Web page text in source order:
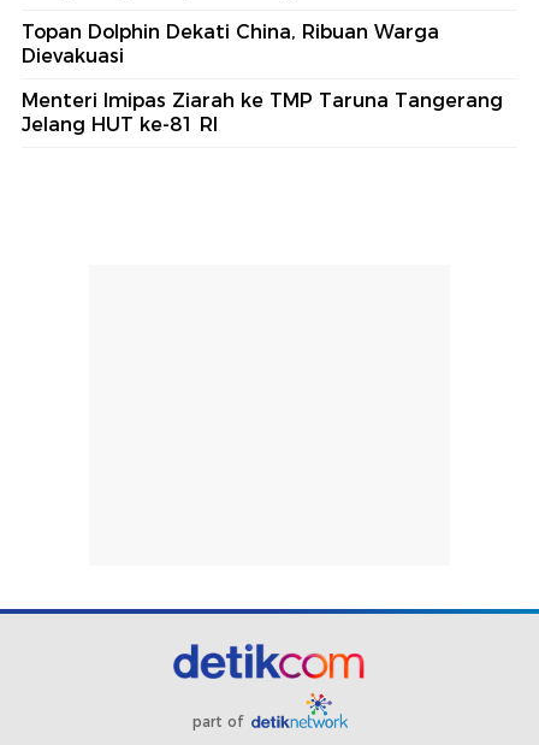
Topan Dolphin Dekati China, Ribuan Warga
Dievakuasi
Menteri Imipas Ziarah ke TMP Taruna Tangerang
Jelang HUT ke-81 RI
part of